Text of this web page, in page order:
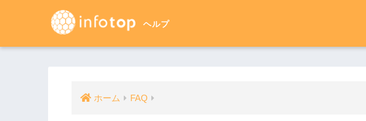
ホーム FAQ